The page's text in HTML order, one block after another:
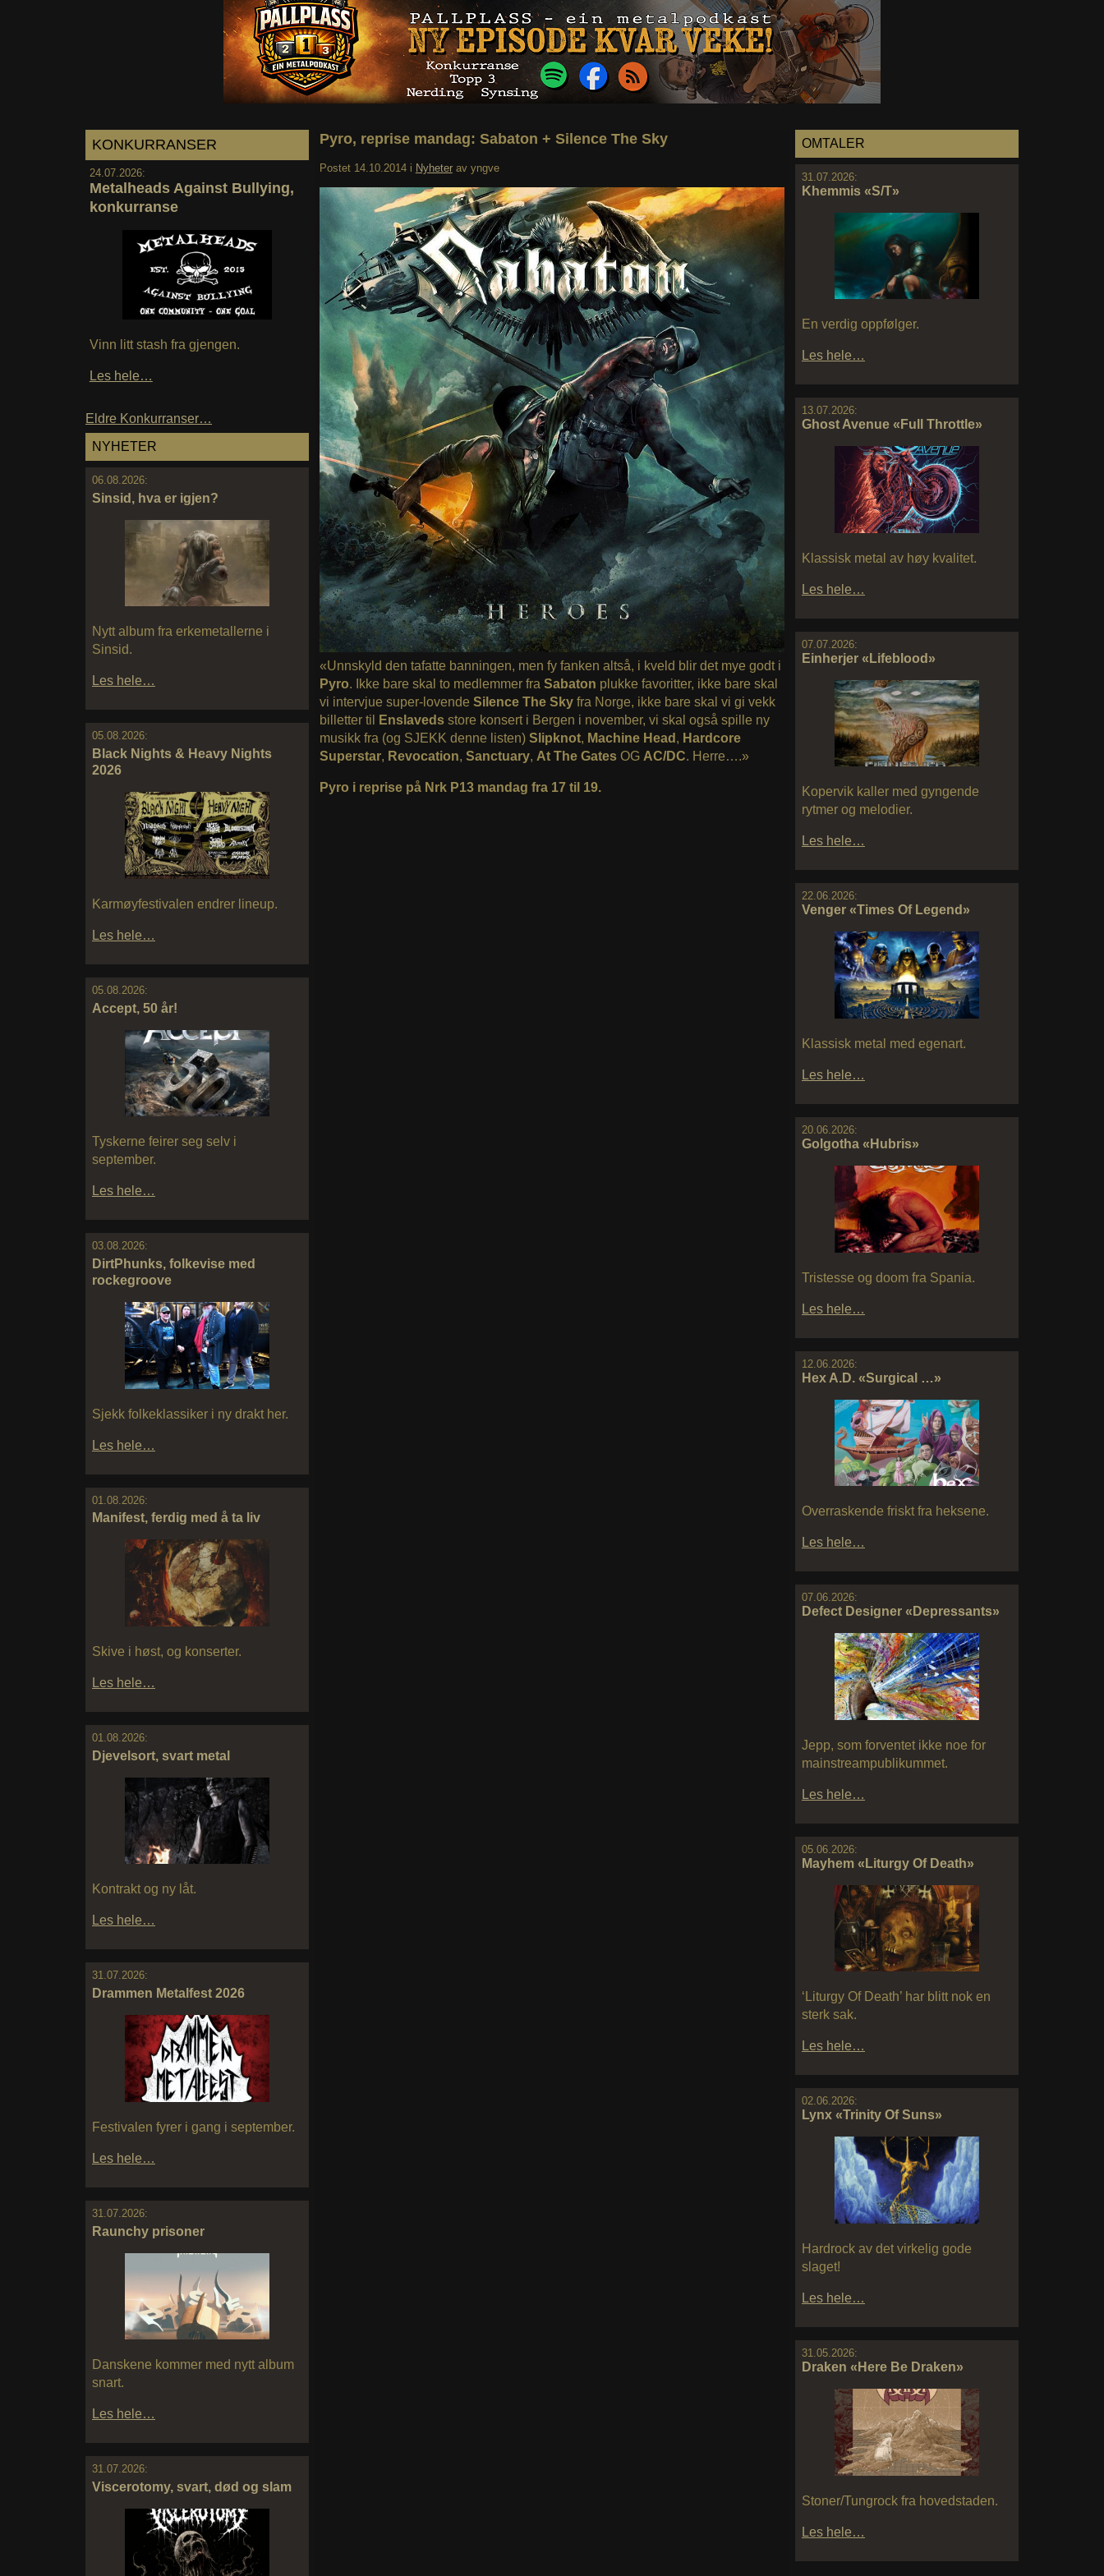
KONKURRANSER
24.07.2026:
Metalheads Against Bullying,
konkurranse
Vinn litt stash fra gjengen.
Les hele…
Eldre Konkurranser…
NYHETER
06.08.2026:
Sinsid, hva er igjen?
Nytt album fra erkemetallerne i
Sinsid.
Les hele…
05.08.2026:
Black Nights & Heavy Nights
2026
Karmøyfestivalen endrer lineup.
Les hele…
05.08.2026:
Accept, 50 år!
Tyskerne feirer seg selv i
september.
Les hele…
03.08.2026:
DirtPhunks, folkevise med
rockegroove
Sjekk folkeklassiker i ny drakt her.
Les hele…
01.08.2026:
Manifest, ferdig med å ta liv
Skive i høst, og konserter.
Les hele…
01.08.2026:
Djevelsort, svart metal
Kontrakt og ny låt.
Les hele…
31.07.2026:
Drammen Metalfest 2026
Festivalen fyrer i gang i september.
Les hele…
31.07.2026:
Raunchy prisoner
Danskene kommer med nytt album
snart.
Les hele…
31.07.2026:
Viscerotomy, svart, død og slam
OMTALER
31.07.2026:
Khemmis «S/T»
En verdig oppfølger.
Les hele…
13.07.2026:
Ghost Avenue «Full Throttle»
Klassisk metal av høy kvalitet.
Les hele…
07.07.2026:
Einherjer «Lifeblood»
Kopervik kaller med gyngende
rytmer og melodier.
Les hele…
22.06.2026:
Venger «Times Of Legend»
Klassisk metal med egenart.
Les hele…
20.06.2026:
Golgotha «Hubris»
Tristesse og doom fra Spania.
Les hele…
12.06.2026:
Hex A.D. «Surgical …»
Overraskende friskt fra heksene.
Les hele…
07.06.2026:
Defect Designer «Depressants»
Jepp, som forventet ikke noe for
mainstreampublikummet.
Les hele…
05.06.2026:
Mayhem «Liturgy Of Death»
‘Liturgy Of Death’ har blitt nok en
sterk sak.
Les hele…
02.06.2026:
Lynx «Trinity Of Suns»
Hardrock av det virkelig gode
slaget!
Les hele…
31.05.2026:
Draken «Here Be Draken»
Stoner/Tungrock fra hovedstaden.
Les hele…
Pyro, reprise mandag: Sabaton + Silence The Sky
Postet 14.10.2014 i Nyheter av yngve
«Unnskyld den tafatte banningen, men fy fanken altså, i kveld blir det mye godt i
Pyro. Ikke bare skal to medlemmer fra Sabaton plukke favoritter, ikke bare skal
vi intervjue super-lovende Silence The Sky fra Norge, ikke bare skal vi gi vekk
billetter til
Enslaveds store konsert i Bergen i november, vi skal også spille ny
musikk fra (og SJEKK denne listen) Slipknot, Machine Head , Hardcore
Superstar, Revocation, Sanctuary, At The GatesOG AC/DC. Herre….»
Pyro i reprise på Nrk P13 mandag fra 17 til 19.